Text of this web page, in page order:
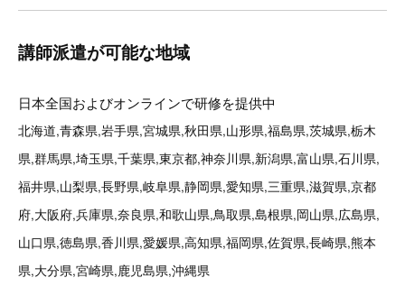
講師派遣が可能な地域
日本全国およびオンラインで研修を提供中
北海道,青森県,岩手県,宮城県,秋田県,山形県,福島県,茨城県,栃木
県,群馬県,埼玉県,千葉県,東京都,神奈川県,新潟県,富山県,石川県,
福井県,山梨県,長野県,岐阜県,静岡県,愛知県,三重県,滋賀県,京都
府,大阪府,兵庫県,奈良県,和歌山県,鳥取県,島根県,岡山県,広島県,
山口県,徳島県,香川県,愛媛県,高知県,福岡県,佐賀県,長崎県,熊本
県,大分県,宮崎県,鹿児島県,沖縄県